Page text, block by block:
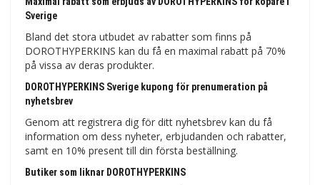
Sverige
Bland det stora utbudet av rabatter som finns på
DOROTHYPERKINS kan du få en maximal rabatt på 70%
på vissa av deras produkter.
DOROTHYPERKINS Sverige kupong för prenumeration på
nyhetsbrev
Genom att registrera dig för ditt nyhetsbrev kan du få
information om dess nyheter, erbjudanden och rabatter,
samt en 10% present till din första beställning.
Butiker som liknar DOROTHYPERKINS